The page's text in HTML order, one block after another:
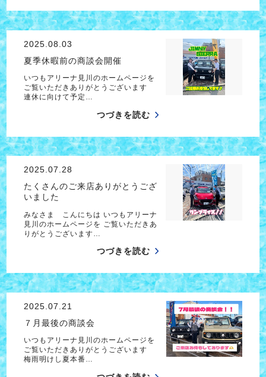
2025.08.03
夏季休暇前の商談会開催
いつもアリーナ見川のホームページを
ご覧いただきありがとうございます
連休に向けて予定…
つづきを読む
2025.07.28
たくさんのご来店ありがとうござ
いました
みなさま こんにちは いつもアリーナ
見川のホームページを ご覧いただきあ
りがとうございます…
つづきを読む
2025.07.21
７月最後の商談会
いつもアリーナ見川のホームページを
ご覧いただきありがとうございます
梅雨明けし夏本番…